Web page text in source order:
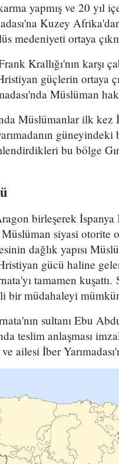
yapmış ve 20 yıl
Kuzey
medeniyeti ortaya
Krallığı'nın karşı
güçlerin ortaya
Müslüman
Müslümanlar ilk
güneyindeki
bu bölge
birleşerek İspanya
Müslüman siyasi
dağlık yapısı
gücü haline
tamamen
bir müdahaleyi
sultanı Ebu
teslim anlaşması
ailesi İber